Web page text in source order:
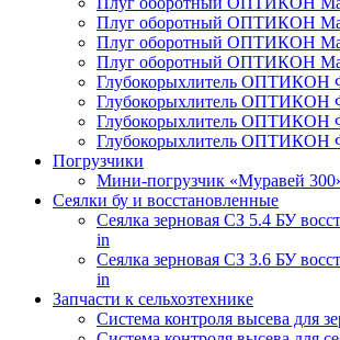
Плуг оборотный ОПТИКОН
Плуг оборотный ОПТИКОН
Плуг оборотный ОПТИКОН
Глубокорыхлитель ОПТИКОН
Глубокорыхлитель ОПТИКОН
Глубокорыхлитель ОПТИКОН
Глубокорыхлитель ОПТИКОН
Погрузчики
Мини-погрузчик «Муравей
Сеялки бу и восстановленные
Сеялка зерновая СЗ 5.4 БУ
in
Сеялка зерновая СЗ 3.6 БУ
in
Запчасти к сельхозтехнике
Система контроля высева для